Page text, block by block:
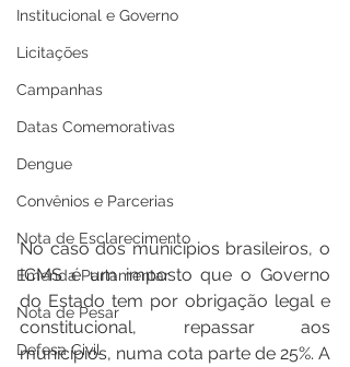
Institucional e Governo
Licitações
Campanhas
Datas Comemorativas
Dengue
Convênios e Parcerias
Nota de Esclarecimento
Emenda Parlamentar
Nota de Pesar
Defesa Civil
No caso dos municípios brasileiros, o
ICMS é um imposto que o Governo
do Estado tem por obrigação legal e
constitucional, repassar aos
municípios, numa cota parte de 25%. A